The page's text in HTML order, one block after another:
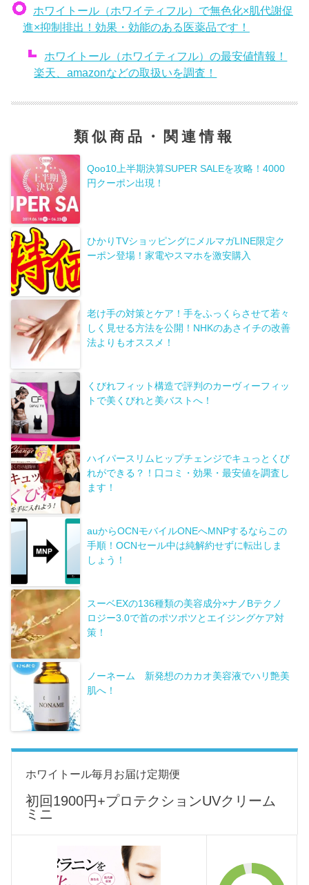
ホワイトール（ホワイティフル）で無色化×肌代謝促
進×抑制排出！効果・効能のある医薬品です！
ホワイトール（ホワイティフル）の最安値情報！
楽天、amazonなどの取扱いを調査！
類似商品・関連情報
Qoo10上半期決算SUPER SALEを攻略！4000
円クーポン出現！
ひかりTVショッピングにメルマガLINE限定ク
ーポン登場！家電やスマホを激安購入
老け手の対策とケア！手をふっくらさせて若々
しく見せる方法を公開！NHKのあさイチの改善
法よりもオススメ！
くびれフィット構造で評判のカーヴィーフィッ
トで美くびれと美バストへ！
ハイパースリムヒップチェンジでキュっとくび
れができる？！口コミ・効果・最安値を調査し
ます！
auからOCNモバイルONEへMNPするならこの
手順！OCNセール中は純解約せずに転出しま
しょう！
スーベEXの136種類の美容成分×ナノBテクノ
ロジー3.0で首のポツポツとエイジングケア対
策！
ノーネーム 新発想のカカオ美容液でハリ艶美
肌へ！
ホワイトール毎月お届け定期便
初回1900円+プロテクションUVクリーム
ミニ